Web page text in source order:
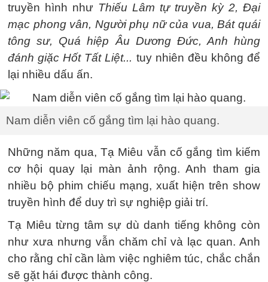
truyền hình như Thiếu Lâm tự truyền kỳ 2, Đại
mạc phong vân, Người phụ nữ của vua, Bát quái
tông sư, Quá hiệp Âu Dương Đức, Anh hùng
đánh giặc Hốt Tất Liệt... tuy nhiên đều không để
lại nhiều dấu ấn.
Nam diễn viên cố gắng tìm lại hào quang.
Những năm qua, Tạ Miêu vẫn cố gắng tìm kiếm
cơ hội quay lại màn ảnh rộng. Anh tham gia
nhiều bộ phim chiếu mạng, xuất hiện trên show
truyền hình để duy trì sự nghiệp giải trí.
Tạ Miêu từng tâm sự dù danh tiếng không còn
như xưa nhưng vẫn chăm chỉ và lạc quan. Anh
cho rằng chỉ cần làm việc nghiêm túc, chắc chắn
sẽ gặt hái được thành công.